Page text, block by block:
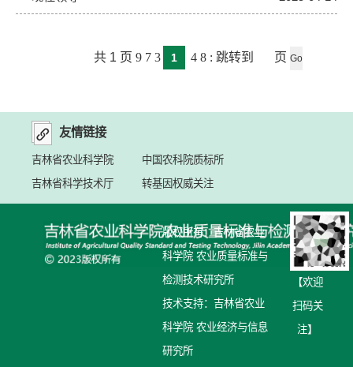
共 1 页 9 7 3 1 4 8 : 跳转到 页
友情链接
吉林省农业科学院
中国农科院质标所
吉林省科学技术厅
转基因权威关注
版权所有：吉林省农业
科学院 农业质量标准与
检测技术研究所
技术支持：吉林省农业
科学院 农业经济与信息
研究所
【欢迎
扫码关
注】